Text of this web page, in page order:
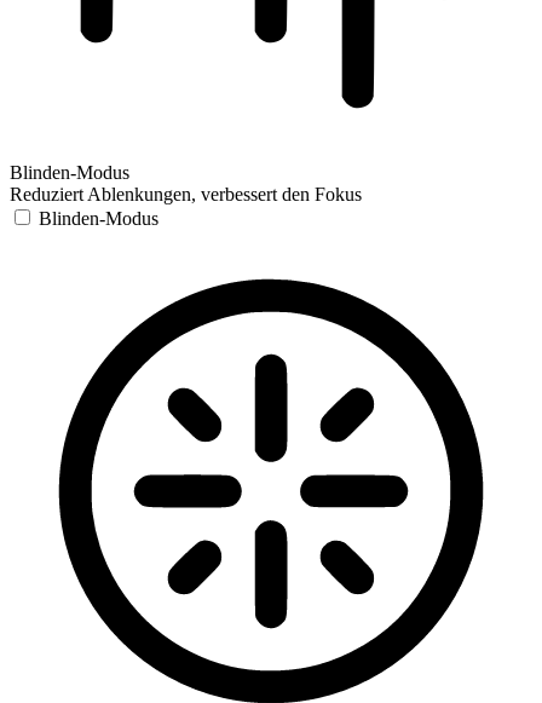
Blinden-Modus
Reduziert Ablenkungen, verbessert den Fokus
Blinden-Modus